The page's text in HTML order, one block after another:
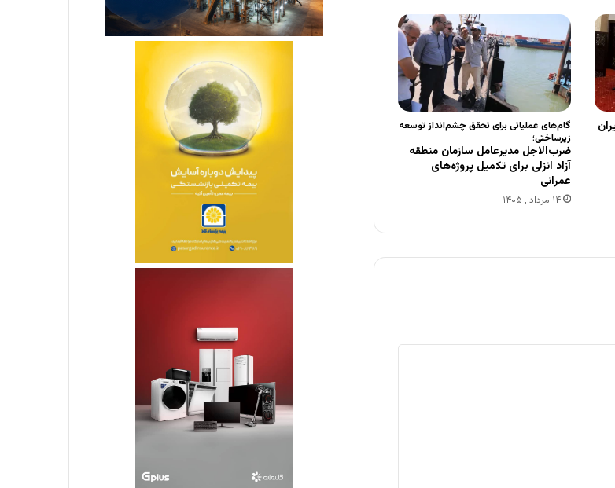
گام‌های عملیاتی برای تحقق چشم‌انداز توسعه
زیرساختی؛
ضرب‌الاجل مدیرعامل سازمان منطقه
آزاد انزلی برای تکمیل پروژه‌های
عمرانی
۱۴ مرداد , ۱۴۰۵